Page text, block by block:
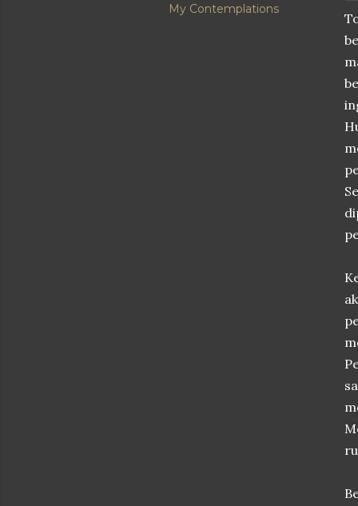
My Contemplations